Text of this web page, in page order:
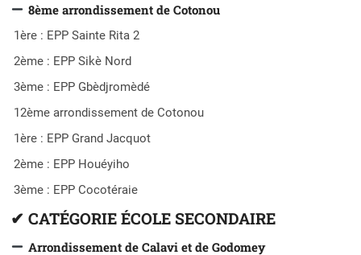
8ème arrondissement de Cotonou
1ère : EPP Sainte Rita 2
2ème : EPP Sikè Nord
3ème : EPP Gbèdjromèdé
12ème arrondissement de Cotonou
1ère : EPP Grand Jacquot
2ème : EPP Houéyiho
3ème : EPP Cocotéraie
✔ CATÉGORIE ÉCOLE SECONDAIRE
Arrondissement de Calavi et de Godomey